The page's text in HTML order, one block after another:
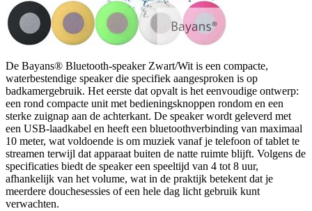
De Bayans® Bluetooth-speaker Zwart/Wit is een compacte,
waterbestendige speaker die specifiek aangesproken is op
badkamergebruik. Het eerste dat opvalt is het eenvoudige ontwerp:
een rond compacte unit met bedieningsknoppen rondom en een
sterke zuignap aan de achterkant. De speaker wordt geleverd met
een USB-laadkabel en heeft een bluetoothverbinding van maximaal
10 meter, wat voldoende is om muziek vanaf je telefoon of tablet te
streamen terwijl dat apparaat buiten de natte ruimte blijft. Volgens de
specificaties biedt de speaker een speeltijd van 4 tot 8 uur,
afhankelijk van het volume, wat in de praktijk betekent dat je
meerdere douchesessies of een hele dag licht gebruik kunt
verwachten.